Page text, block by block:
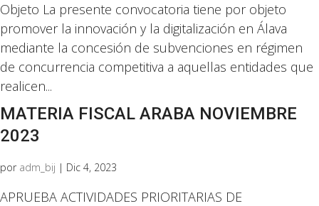
Objeto La presente convocatoria tiene por objeto
promover la innovación y la digitalización en Álava
mediante la concesión de subvenciones en régimen
de concurrencia competitiva a aquellas entidades que
realicen...
MATERIA FISCAL ARABA NOVIEMBRE
2023
por adm_bij | Dic 4, 2023
APRUEBA ACTIVIDADES PRIORITARIAS DE